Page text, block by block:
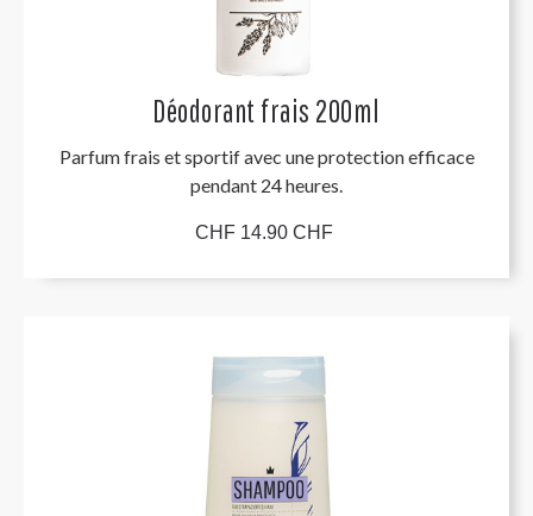
Déodorant frais 200ml
Parfum frais et sportif avec une protection efficace
pendant 24 heures.
CHF 14.90 CHF